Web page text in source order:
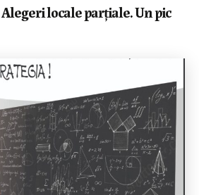
locale parțiale. Un pic